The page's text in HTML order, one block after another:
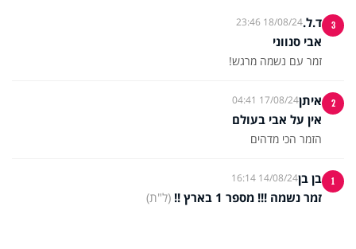
3 ד.ל.18/08/24 23:46
אבי סנווני
זמר עם נשמה מרגש!
2 איתן17/08/24 04:41
אין על אבי בעולם
הזמר הכי מדהים
1 בן בן14/08/24 16:14
זמר נשמה !!! מספר 1 בארץ !! (ל"ת)